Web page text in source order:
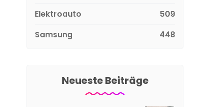
Elektroauto
509
Samsung
448
Neueste Beiträge